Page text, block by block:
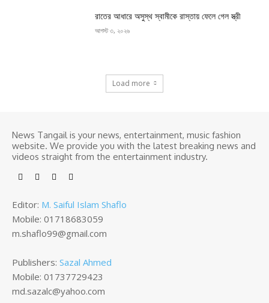
রাতের আধারে অসুস্থ স্বামীকে রাস্তায় ফেলে গেল স্ত্রী
আগস্ট ৩, ২০২৬
Load more
News Tangail is your news, entertainment, music fashion
website. We provide you with the latest breaking news and
videos straight from the entertainment industry.
Editor: M. Saiful Islam Shaflo
Mobile: 01718683059
m.shaflo99@gmail.com
Publishers: Sazal Ahmed
Mobile: 01737729423
md.sazalc@yahoo.com